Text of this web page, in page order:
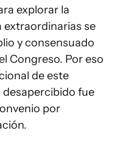
explorar la
extraordinarias se
y consensuado
Congreso. Por eso
de este
fue
por